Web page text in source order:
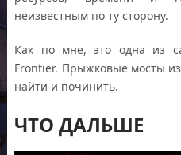
неизвестным по ту сторону.
Как по мне, это одна из
Frontier. Прыжковые мосты
найти и починить.
ЧТО ДАЛЬШЕ